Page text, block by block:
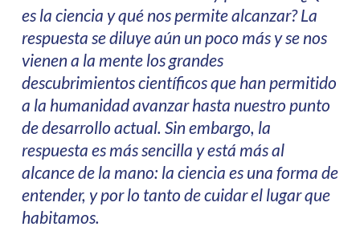
es la ciencia y qué nos permite alcanzar? La
respuesta se diluye aún un poco más y se nos
vienen a la mente los grandes
descubrimientos científicos que han permitido
a la humanidad avanzar hasta nuestro punto
de desarrollo actual. Sin embargo, la
respuesta es más sencilla y está más al
alcance de la mano: la ciencia es una forma de
entender, y por lo tanto de cuidar el lugar que
habitamos.